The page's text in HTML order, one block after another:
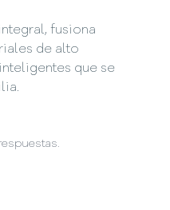
fusiona
de alto
que se